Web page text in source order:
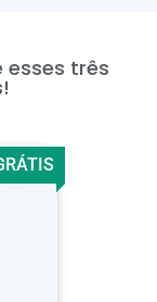
esses três